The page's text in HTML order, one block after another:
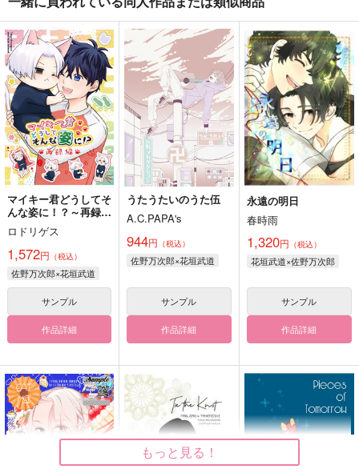
マイキー君どうしてそ
んな姿に！？～再録編
～
ロドリゲス
1,572円 （税込）
佐野万次郎×花垣武道
サンプル
作品詳細
うたうたいのうた伍
A.C.PAPA's
944円 （税込）
佐野万次郎×花垣武道
サンプル
作品詳細
永遠の明日
春時雨
1,320円 （税込）
花垣武道×佐野万次郎
サンプル
作品詳細
もっと見る！